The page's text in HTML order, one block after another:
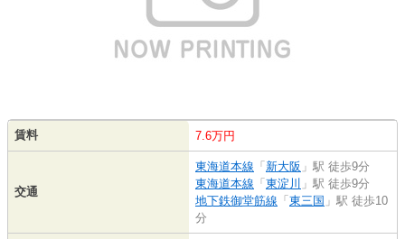
賃料 7.6万円
交通
東海道本線 「 新大阪 」駅 徒歩9分
東海道本線 「 東淀川 」駅 徒歩9分
地下鉄御堂筋線 「 東三国 」駅 徒歩10
分